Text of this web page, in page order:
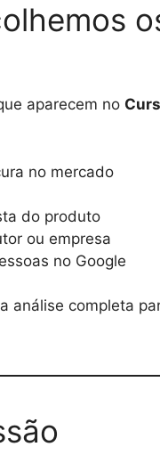
aparecem no
no mercado
do produto
ou empresa
no Google
análise completa